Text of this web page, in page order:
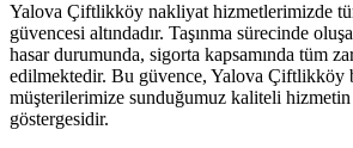
Yalova Çiftlikköy nakliyat hizmetlerimizde
güvencesi altındadır. Taşınma sürecinde
hasar durumunda, sigorta kapsamında tüm
edilmektedir. Bu güvence, Yalova Çiftlikköy
müşterilerimize sunduğumuz kaliteli
göstergesidir.